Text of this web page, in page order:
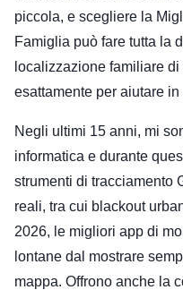
piccola, e scegliere la
Famiglia può fare tutta la
localizzazione familiare
esattamente per aiutare
Negli ultimi 15 anni, mi
informatica e durante
strumenti di tracciamento
reali, tra cui blackout
2026, le migliori app di
lontane dal mostrare
mappa. Offrono anche la